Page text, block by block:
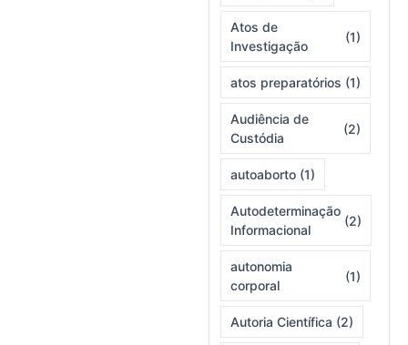
Atos de
Investigação
(1)
atos preparatórios (1)
Audiência de
Custódia
(2)
autoaborto (1)
Autodeterminação
Informacional
(2)
autonomia
corporal
(1)
Autoria Científica (2)